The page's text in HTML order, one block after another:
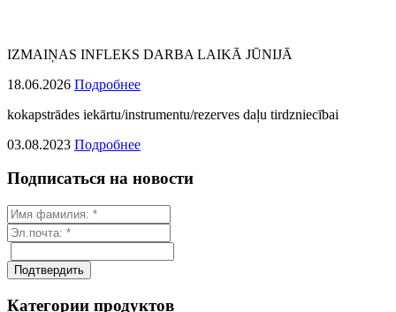
IZMAIŅAS INFLEKS DARBA LAIKĀ JŪNIJĀ
18.06.2026 Подробнее
kokapstrādes iekārtu/instrumentu/rezerves daļu tirdzniecībai
03.08.2023 Подробнее
Подписаться на новости
Категории продуктов